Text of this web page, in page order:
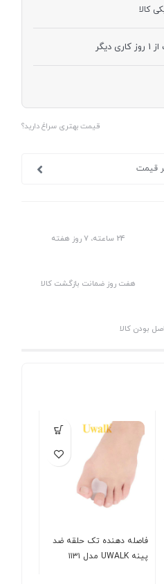
کالا
قیمت بهتری سراغ دارید؟
قیمت
24 ساعته، 7 روز هفته
هفت روز ضمانت بازگشت کالا
بودن کالا
فاصله دهنده تک حلقه ضد
پینه UWALK مدل ۱۱۳۱